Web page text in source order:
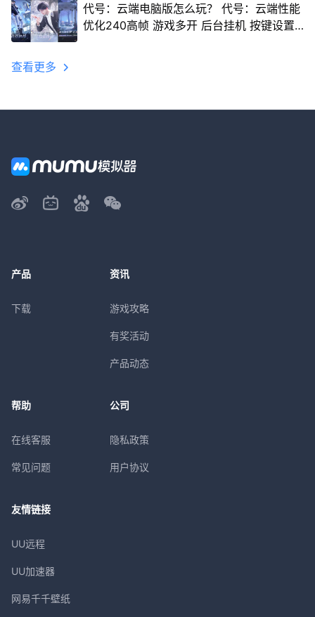
代号：云端电脑版怎么玩？ 代号：云端性能
优化240高帧 游戏多开 后台挂机 按键设置
查看更多
产品
下载
资讯
游戏攻略
有奖活动
产品动态
帮助
在线客服
常见问题
公司
隐私政策
用户协议
友情链接
UU远程
UU加速器
网易千千壁纸